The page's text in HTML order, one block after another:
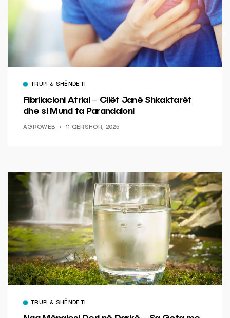
TRUPI & SHËNDETI
Fibrilacioni Atrial – Cilët Janë Shkaktarët
dhe si Mund ta Parandaloni
AGROWEB 11 QERSHOR, 2025
TRUPI & SHËNDETI